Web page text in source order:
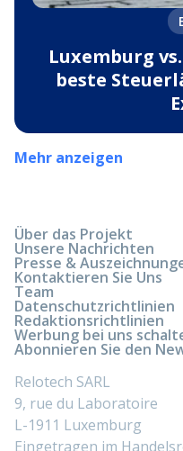
Luxemburg
beste
Mehr anzeigen
Über das Projekt
Unsere Nachrichten
Presse &
Kontaktieren Sie Uns
Team
Datenschutzrichtlinien
Redaktionsrichtlinien
Werbung bei uns
Abonnieren Sie den
Relotech SARL
9, rue du Laboratoire
L-1911 Luxemburg
Eingetragen im